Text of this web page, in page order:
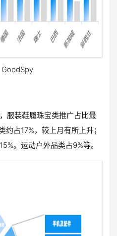
服装鞋履珠宝类推广占比最
占17%，较上月有所上升；
。运动户外品类占9%等。